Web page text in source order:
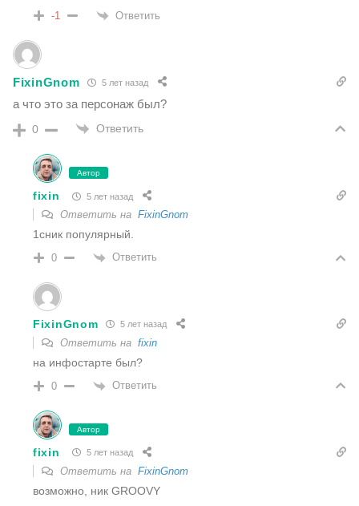
-1 Ответить
FixinGnom 5 лет назад
а что это за персонаж был?
0 Ответить
Автор
fixin 5 лет назад
Ответить на FixinGnom
1сник популярный.
0 Ответить
FixinGnom 5 лет назад
Ответить на fixin
на инфостарте был?
0 Ответить
Автор
fixin 5 лет назад
Ответить на FixinGnom
возможно, ник GROOVY